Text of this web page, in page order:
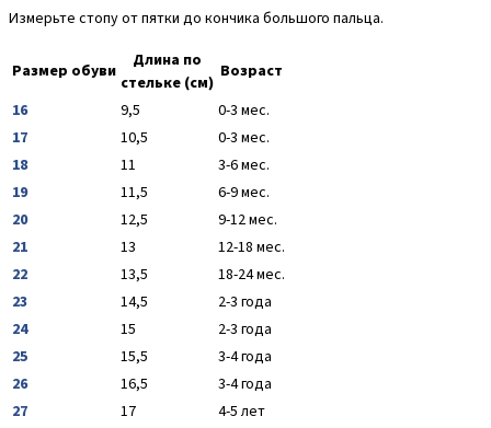
Измерьте стопу от пятки до кончика большого пальца.
Размер обуви
Длина по
стельке (см)
Возраст
16
9,5
0-3 мес.
17
10,5
0-3 мес.
18
11
3-6 мес.
19
11,5
6-9 мес.
20
12,5
9-12 мес.
21
13
12-18 мес.
22
13,5
18-24 мес.
23
14,5
2-3 года
24
15
2-3 года
25
15,5
3-4 года
26
16,5
3-4 года
27
17
4-5 лет